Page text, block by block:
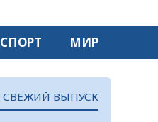
СПОРТ МИР
СВЕЖИЙ ВЫПУСК